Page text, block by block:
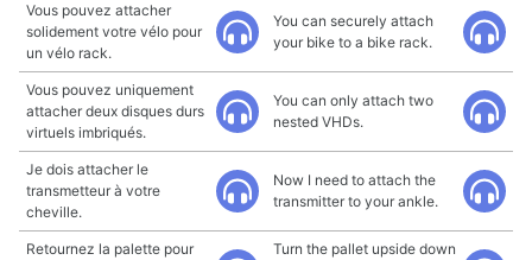
Vous pouvez attacher
solidement votre vélo pour
un vélo rack.
You can securely attach
your bike to a bike rack.
Vous pouvez uniquement
attacher deux disques durs
virtuels imbriqués.
You can only attach two
nested VHDs.
Je dois attacher le
transmetteur à votre
cheville.
Now I need to attach the
transmitter to your ankle.
Retournez la palette pour
Turn the pallet upside down